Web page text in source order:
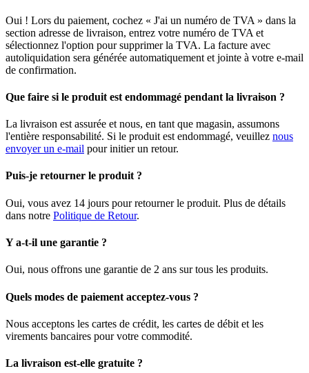
Oui ! Lors du paiement, cochez « J'ai un numéro de TVA » dans la
section adresse de livraison, entrez votre numéro de TVA et
sélectionnez l'option pour supprimer la TVA. La facture avec
autoliquidation sera générée automatiquement et jointe à votre e-mail
de confirmation.
Que faire si le produit est endommagé pendant la livraison ?
La livraison est assurée et nous, en tant que magasin, assumons
l'entière responsabilité. Si le produit est endommagé, veuillez nous
envoyer un e-mail pour initier un retour.
Puis-je retourner le produit ?
Oui, vous avez 14 jours pour retourner le produit. Plus de détails
dans notre Politique de Retour.
Y a-t-il une garantie ?
Oui, nous offrons une garantie de 2 ans sur tous les produits.
Quels modes de paiement acceptez-vous ?
Nous acceptons les cartes de crédit, les cartes de débit et les
virements bancaires pour votre commodité.
La livraison est-elle gratuite ?